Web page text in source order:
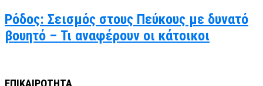
Ρόδος: Σεισμός στους Πεύκους με δυνατό
βουητό – Τι αναφέρουν οι κάτοικοι